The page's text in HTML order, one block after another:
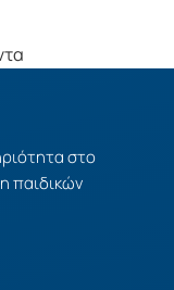
στο
παιδικών